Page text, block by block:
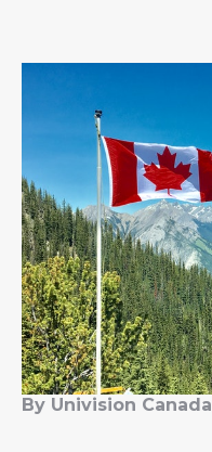
By Univision Canada